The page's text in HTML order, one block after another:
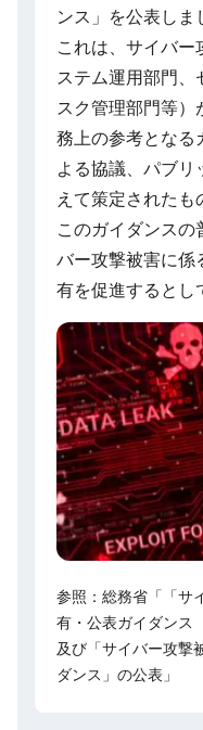
ンス」を公表しま
これは、サイバ
ステム運用部門、
スク管理部門等
務上の参考となる
よる協議、パブリ
えて策定されたも
このガイダンスの
バー攻撃被害に係
有を促進するとし
参照：総務省「「サ
有・公表ガイダンス
及び「サイバー攻撃
ダンス」の公表」